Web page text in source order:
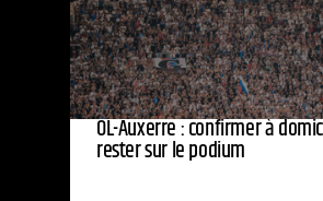
OL-Auxerre : confirmer à
rester sur le podium